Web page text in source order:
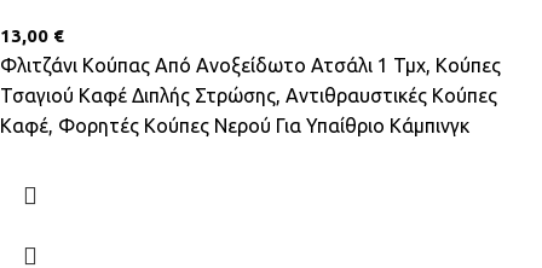
13,00 €
Φλιτζάνι Κούπας Από Ανοξείδωτο Ατσάλι 1 Τμχ, Κούπες
Τσαγιού Καφέ Διπλής Στρώσης, Αντιθραυστικές Κούπες
Καφέ, Φορητές Κούπες Νερού Για Υπαίθριο Κάμπινγκ